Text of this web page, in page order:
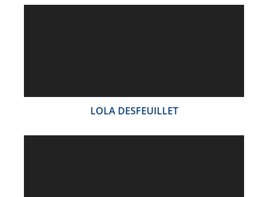
LOLA DESFEUILLET